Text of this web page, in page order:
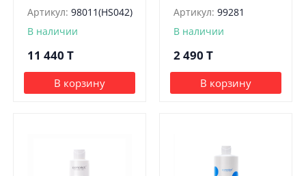
Артикул: 98011(HS042)
В наличии
11 440 T
В корзину
Артикул: 99281
В наличии
2 490 T
В корзину